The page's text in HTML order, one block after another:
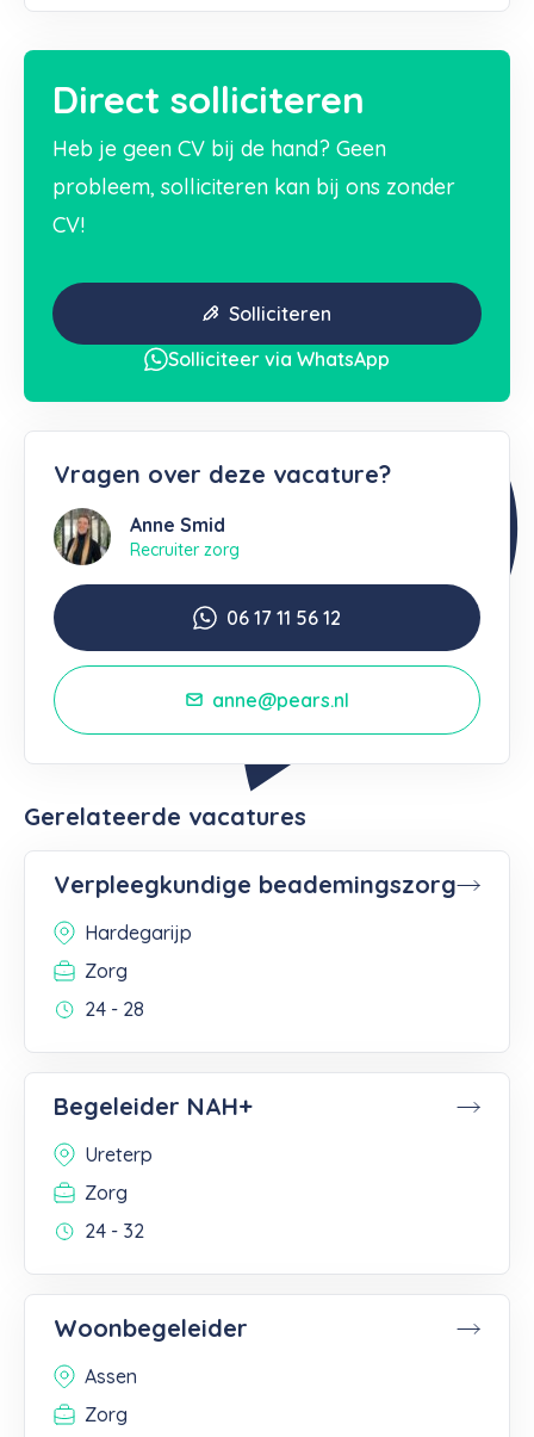
Direct solliciteren
Heb je geen CV bij de hand? Geen
probleem, solliciteren kan bij ons zonder
CV!
Solliciteren
Solliciteer via WhatsApp
Vragen over deze vacature?
Anne Smid
Recruiter zorg
06 17 11 56 12
anne@pears.nl
Gerelateerde vacatures
Verpleegkundige beademingszorg
Hardegarijp
Zorg
24 - 28
Begeleider NAH+
Ureterp
Zorg
24 - 32
Woonbegeleider
Assen
Zorg